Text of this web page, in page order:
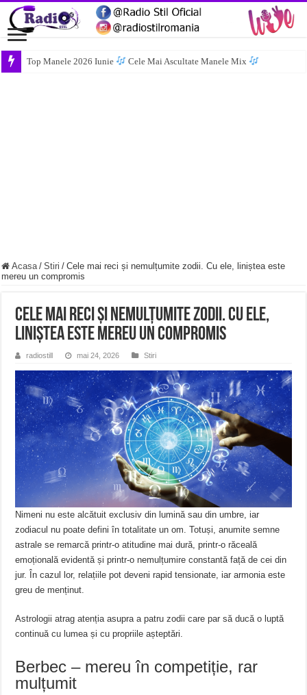
Top Manele 2026 Iunie Cele Mai Ascultate Manele Mix
Acasa / Stiri / Cele mai reci și nemulțumite zodii. Cu ele, liniștea este
mereu un compromis
Cele mai reci și nemulțumite zodii. Cu ele,
liniștea este mereu un compromis
radiostill mai 24, 2026 Stiri
Nimeni nu este alcătuit exclusiv din lumină sau din umbre, iar
zodiacul nu poate defini în totalitate un om. Totuși, anumite semne
astrale se remarcă printr-o atitudine mai dură, printr-o răceală
emoțională evidentă și printr-o nemulțumire constantă față de cei din
jur. În cazul lor, relațiile pot deveni rapid tensionate, iar armonia este
greu de menținut.
Astrologii atrag atenția asupra a patru zodii care par să ducă o luptă
continuă cu lumea și cu propriile așteptări.
Berbec – mereu în competiție, rar
mulțumit